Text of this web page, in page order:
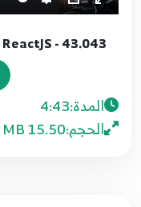
43.043 - ReactJS بالعربية - React Router - Basics
المدة:4:43
الحجم:15.50 MB
36
package
3:44
37
data from api
8:08